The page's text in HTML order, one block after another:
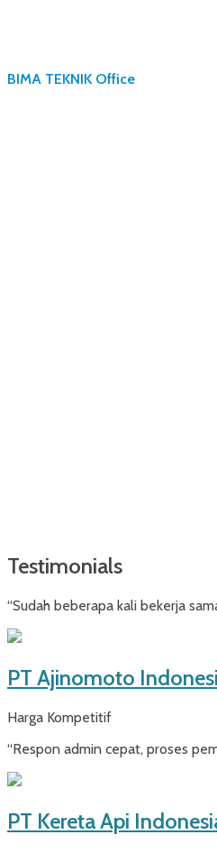
BIMA TEKNIK Office
Testimonials
“Sudah beberapa kali bekerja
PT Ajinomoto
Harga Kompetitif
“Respon admin cepat, proses
PT Kereta Api